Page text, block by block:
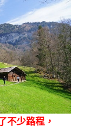
不少路程，